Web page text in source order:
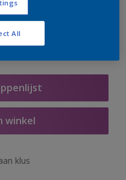
te vullen.
winkel
klus
All